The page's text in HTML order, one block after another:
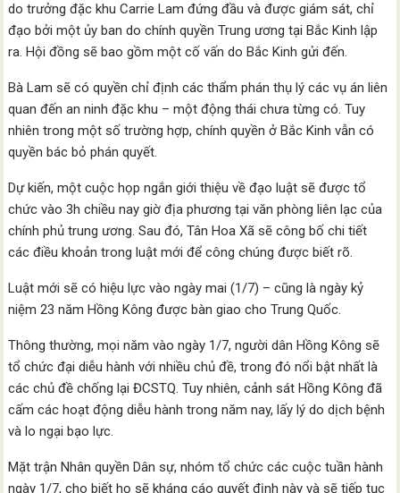
do trưởng đặc khu Carrie Lam đứng đầu và được giám sát, chỉ
đạo bởi một ủy ban do chính quyền Trung ương tại Bắc Kinh lập
ra. Hội đồng sẽ bao gồm một cố vấn do Bắc Kinh gửi đến.
Bà Lam sẽ có quyền chỉ định các thẩm phán thụ lý các vụ án liên
quan đến an ninh đặc khu – một động thái chưa từng có. Tuy
nhiên trong một số trường hợp, chính quyền ở Bắc Kinh vẫn có
quyền bác bỏ phán quyết.
Dự kiến, một cuộc họp ngắn giới thiệu về đạo luật sẽ được tổ
chức vào 3h chiều nay giờ địa phương tại văn phòng liên lạc của
chính phủ trung ương. Sau đó, Tân Hoa Xã sẽ công bố chi tiết
các điều khoản trong luật mới để công chúng được biết rõ.
Luật mới sẽ có hiệu lực vào ngày mai (1/7) – cũng là ngày kỷ
niệm 23 năm Hồng Kông được bàn giao cho Trung Quốc.
Thông thường, mọi năm vào ngày 1/7, người dân Hồng Kông sẽ
tổ chức đại diễu hành với nhiều chủ đề, trong đó nổi bật nhất là
các chủ đề chống lại ĐCSTQ. Tuy nhiên, cảnh sát Hồng Kông đã
cấm các hoạt động diễu hành trong năm nay, lấy lý do dịch bệnh
và lo ngại bạo lực.
Mặt trận Nhân quyền Dân sự, nhóm tổ chức các cuộc tuần hành
ngày 1/7, cho biết họ sẽ kháng cáo quyết định này và sẽ tiếp tục